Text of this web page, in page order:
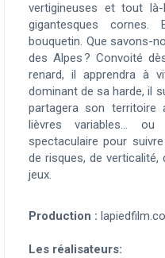
vertigineuses et tout
gigantesques cornes.
bouquetin. Que savons-
des Alpes? Convoité
renard, il apprendra à
dominant de sa harde, il
partagera son territoire
lièvres variables…
spectaculaire pour
de risques, de
jeux.
Production :
Les réalisateurs: